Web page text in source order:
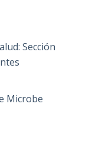
Sección
Microbe